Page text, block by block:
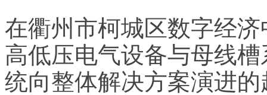
在衢州市柯城区数字经
高低压电气设备与母线
统向整体解决方案演进的